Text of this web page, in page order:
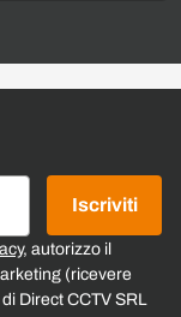
, autorizzo il
(ricevere
Direct CCTV SRL
Iscriviti